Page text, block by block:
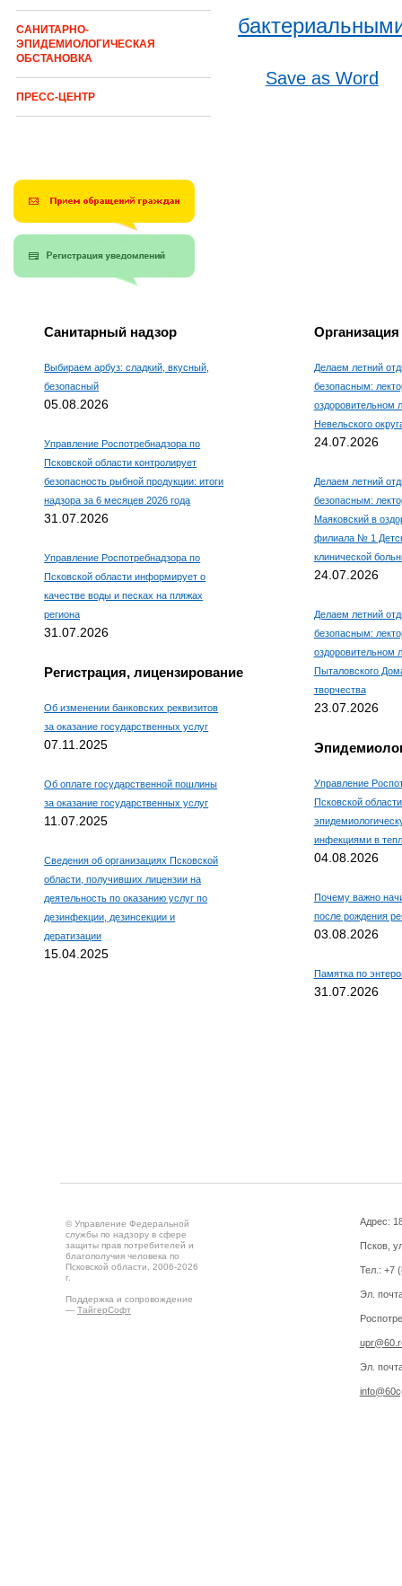
САНИТАРНО-
ЭПИДЕМИОЛОГИЧЕСКАЯ
ОБСТАНОВКА
ПРЕСС-ЦЕНТР
Save as Word
Санитарный надзор
Выбираем арбуз: сладкий, вкусный,
безопасный
05.08.2026
Управление Роспотребнадзора по
Псковской области контролирует
безопасность рыбной продукции: итоги
надзора за 6 месяцев 2026 года
31.07.2026
Управление Роспотребнадзора по
Псковской области информирует о
качестве воды и песках на пляжах
региона
31.07.2026
Регистрация, лицензирование
Об изменении банковских реквизитов
за оказание государственных услуг
07.11.2025
Об оплате государственной пошлины
за оказание государственных услуг
11.07.2025
Сведения об организациях Псковской
области, получивших лицензии на
деятельность по оказанию услуг по
дезинфекции, дезинсекции и
дератизации
15.04.2025
Делаем летний
безопасным:
оздоровительном
Невельского
24.07.2026
Делаем летний
безопасным:
Маяковский в
филиала № 1
клинической
24.07.2026
Делаем летний
безопасным:
оздоровительном
Пыталовского
творчества
23.07.2026
Управление
Псковской
инфекциями в
04.08.2026
Почему важно
после рождения
03.08.2026
Памятка по
31.07.2026
© Управление Федеральной
службы по надзору в сфере
защиты прав потребителей и
благополучия человека по
Псковской области, 2006-2026
г.
Поддержка и сопровождение
— ТайгерСофт
Адрес:
Псков,
Тел.: +7
Эл.
Эл.